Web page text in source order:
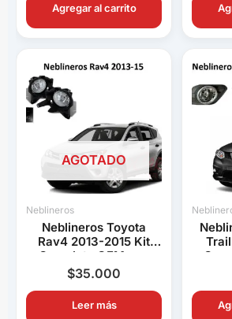
Agregar al carrito
AGOTADO
Neblineros
Neblineros Toyota
Rav4 2013-2015 Kit
Completo OEM con
Ampolletas H11
$35.000
Leer más